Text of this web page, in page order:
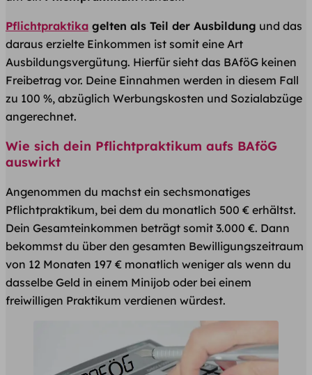
Pflichtpraktika gelten als Teil der Ausbildung und das
daraus erzielte Einkommen ist somit eine Art
Ausbildungsvergütung. Hierfür sieht das BAföG keinen
Freibetrag vor. Deine Einnahmen werden in diesem Fall
zu 100 %, abzüglich Werbungskosten und Sozialabzüge
angerechnet.
Wie sich dein Pflichtpraktikum aufs BAföG
auswirkt
Angenommen du machst ein sechsmonatiges
Pflichtpraktikum, bei dem du monatlich 500 € erhältst.
Dein Gesamteinkommen beträgt somit 3.000 €. Dann
bekommst du über den gesamten Bewilligungszeitraum
von 12 Monaten 197 € monatlich weniger als wenn du
dasselbe Geld in einem Minijob oder bei einem
freiwilligen Praktikum verdienen würdest.